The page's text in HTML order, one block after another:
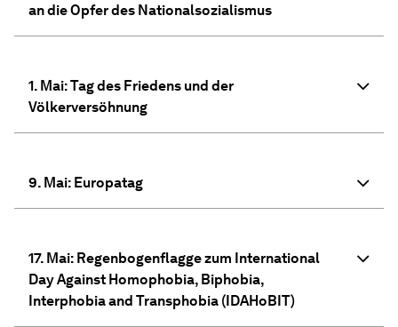
an die Opfer des Nationalsozialismus
1. Mai: Tag des Friedens und der
Völkerversöhnung
9. Mai: Europatag
17. Mai: Regenbogenflagge zum International
Day Against Homophobia, Biphobia,
Interphobia and Transphobia (IDAHoBIT)